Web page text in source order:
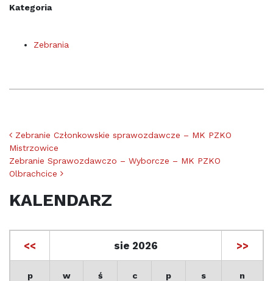
Kategoria
Zebrania
Nawigacja po artykułach
Zebranie Członkowskie sprawozdawcze – MK PZKO
Mistrzowice
Zebranie Sprawozdawczo – Wyborcze – MK PZKO
Olbrachcice
KALENDARZ
<< sie 2026 >>
p w ś c p s n